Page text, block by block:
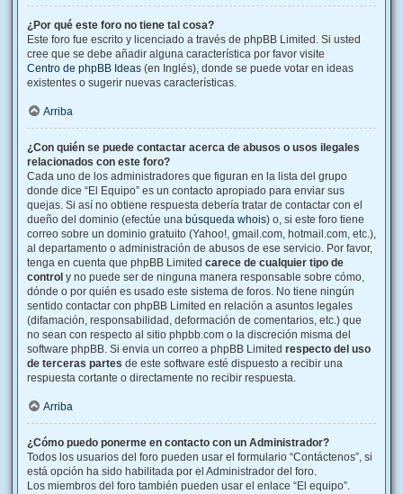
¿Por qué este foro no tiene tal cosa?
Este foro fue escrito y licenciado a través de phpBB Limited. Si usted
cree que se debe añadir alguna característica por favor visite
Centro de phpBB Ideas (en Inglés), donde se puede votar en ideas
existentes o sugerir nuevas características.
Arriba
¿Con quién se puede contactar acerca de abusos o usos ilegales
relacionados con este foro?
Cada uno de los administradores que figuran en la lista del grupo
donde dice “El Equipo” es un contacto apropiado para enviar sus
quejas. Si así no obtiene respuesta debería tratar de contactar con el
dueño del dominio (efectúe una búsqueda whois) o, si este foro tiene
correo sobre un dominio gratuito (Yahoo!, gmail.com, hotmail.com, etc.),
al departamento o administración de abusos de ese servicio. Por favor,
tenga en cuenta que phpBB Limited carece de cualquier tipo de
control y no puede ser de ninguna manera responsable sobre cómo,
dónde o por quién es usado este sistema de foros. No tiene ningún
sentido contactar con phpBB Limited en relación a asuntos legales
(difamación, responsabilidad, deformación de comentarios, etc.) que
no sean con respecto al sitio phpbb.com o la discreción misma del
software phpBB. Si envia un correo a phpBB Limited respecto del uso
de terceras partes de este software esté dispuesto a recibir una
respuesta cortante o directamente no recibir respuesta.
Arriba
¿Cómo puedo ponerme en contacto con un Administrador?
Todos los usuarios del foro pueden usar el formulario “Contáctenos”, si
está opción ha sido habilitada por el Administrador del foro.
Los miembros del foro también pueden usar el enlace “El equipo”.